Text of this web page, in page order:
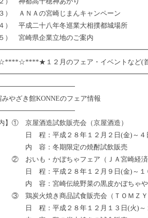
ＡＮＡの宮崎じまんキャンペーン
平成二十八年冬巡業大相撲都城場所
宮崎県企業立地のご案内
１２月のフェア・イベントな
やざき館KONNEのフェア情報
内】① 京屋酒造試飲販売会（京屋酒造）
：平成２８年１２月２日(金)～４
：冬期限定の焼酎試飲販売
も・かぼちゃフェア（ＪＡ宮崎経済
：平成２８年１２月９日(金)～１０
宮崎伝統野菜の黒皮かぼちゃや旬
火焼き商品試食販売会（ＴＯＭＺＹ
：平成２８年１２月１３日(火)～１